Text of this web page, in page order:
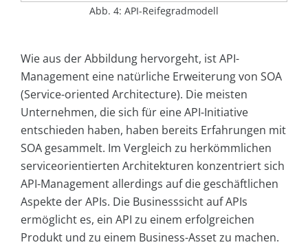
Abb. 4: API-Reifegradmodell
Wie aus der Abbildung hervorgeht, ist API-
Management eine natürliche Erweiterung von SOA
(Service-oriented Architecture). Die meisten
Unternehmen, die sich für eine API-Initiative
entschieden haben, haben bereits Erfahrungen mit
SOA gesammelt. Im Vergleich zu herkömmlichen
serviceorientierten Architekturen konzentriert sich
API-Management allerdings auf die geschäftlichen
Aspekte der APIs. Die Businesssicht auf APIs
ermöglicht es, ein API zu einem erfolgreichen
Produkt und zu einem Business-Asset zu machen.